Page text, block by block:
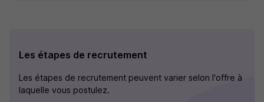
Les étapes de recrutement
Les étapes de recrutement peuvent varier selon l'offre à
laquelle vous postulez.